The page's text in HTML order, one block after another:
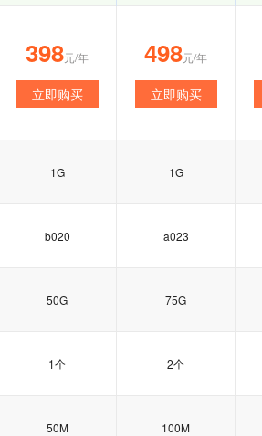
398元/年
立即购买
498元/年
立即购买
1G 1G
b020 a023
50G 75G
1个 2个
50M 100M